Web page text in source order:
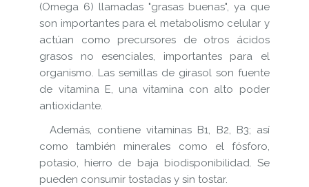
(Omega 6) llamadas "grasas buenas", ya que
son importantes para el metabolismo celular y
actúan como precursores de otros ácidos
grasos no esenciales, importantes para el
organismo. Las semillas de girasol son fuente
de vitamina E, una vitamina con alto poder
antioxidante.
Además, contiene vitaminas B1, B2, B3; así
como también minerales como el fósforo,
potasio, hierro de baja biodisponibilidad. Se
pueden consumir tostadas y sin tostar.